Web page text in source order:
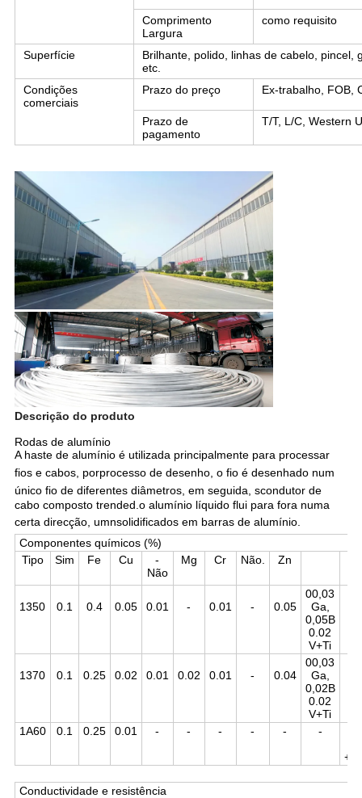
Comprimento
Largura
como requisito
Superfície
Brilhante, polido, linhas de cabelo,
etc.
Condições
comerciais
Prazo do preço Ex-trabalho, FOB,
Prazo de
pagamento
T/T, L/C, Western
Descrição do produto
Rodas de alumínio
A haste de alumínio é utilizada principalmente para processar
fios e cabos, porprocesso de desenho, o fio é desenhado num
único fio de diferentes diâmetros, em seguida, scondutor de
cabo composto trended.o alumínio líquido flui para fora numa
certa direcção, umnsolidificados em barras de alumínio.
Componentes químicos (%)
Tipo
Sim Fe Cu
-
Não
Mg Cr Não. Zn
1350 0.1 0.4 0.05 0.01 - 0.01 - 0.05
00,03
Ga,
0,05B
0.02
V+Ti
1370 0.1 0.25 0.02 0.01 0.02 0.01 - 0.04
00,03
Ga,
0,02B
0.02
V+Ti
1A60
0.1 0.25 0.01 - - - - - -
Conductividade e resistência